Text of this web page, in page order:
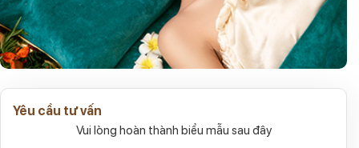
Yêu cầu tư vấn
Vui lòng hoàn thành biểu mẫu sau đây